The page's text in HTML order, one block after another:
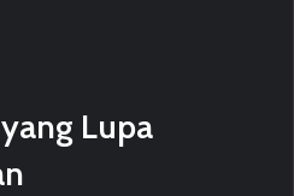
Lupa